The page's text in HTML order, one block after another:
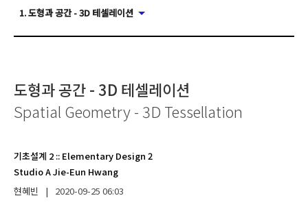
1. 도형과 공간 - 3D 테셀레이션
도형과 공간 - 3D 테셀레이션
Spatial Geometry - 3D Tessellation
기초설계 2 :: Elementary Design 2
Studio A Jie-Eun Hwang
현혜빈
| 2020-09-25 06:03